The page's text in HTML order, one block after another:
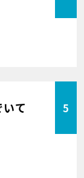
て 5